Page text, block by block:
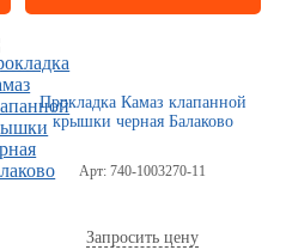
Прокладка Камаз клапанной
крышки черная Балаково
Арт: 740-1003270-11
Запросить цену